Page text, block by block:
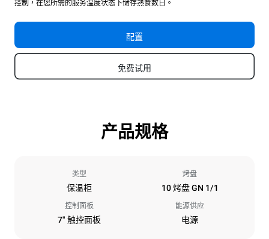
控制，在您所需的服务温度状态下储存熟食数日。
配置
免费试用
产品规格
类型
保温柜
烤盘
10 烤盘 GN 1/1
控制面板
7" 触控面板
能源供应
电源